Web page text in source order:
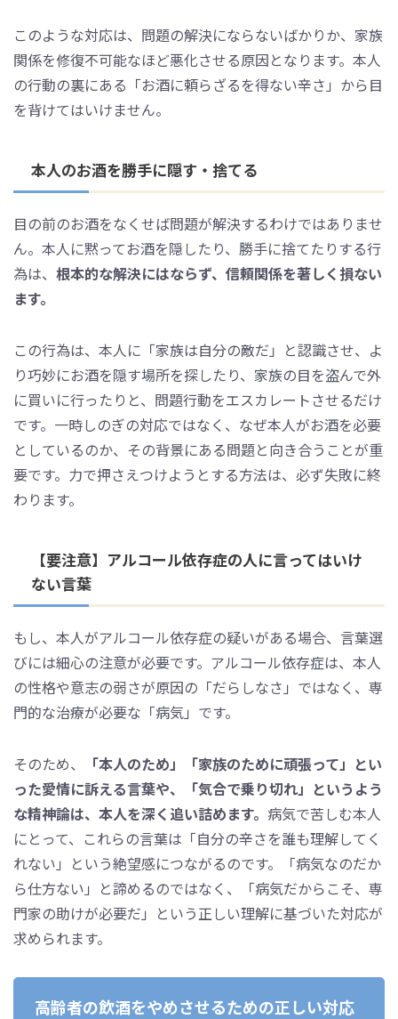
このような対応は、問題の解決にならないばかりか、家族
関係を修復不可能なほど悪化させる原因となります。本人
の行動の裏にある「お酒に頼らざるを得ない辛さ」から目
を背けてはいけません。
本人のお酒を勝手に隠す・捨てる
目の前のお酒をなくせば問題が解決するわけではありませ
ん。本人に黙ってお酒を隠したり、勝手に捨てたりする行
為は、 根本的な解決にはならず、信頼関係を著しく損ない
ます。
この行為は、本人に「家族は自分の敵だ」と認識させ、よ
り巧妙にお酒を隠す場所を探したり、家族の目を盗んで外
に買いに行ったりと、問題行動をエスカレートさせるだけ
です。一時しのぎの対応ではなく、なぜ本人がお酒を必要
としているのか、その背景にある問題と向き合うことが重
要です。力で押さえつけようとする方法は、必ず失敗に終
わります。
【要注意】アルコール依存症の人に言ってはいけ
ない言葉
もし、本人がアルコール依存症の疑いがある場合、言葉選
びには細心の注意が必要です。アルコール依存症は、本人
の性格や意志の弱さが原因の「だらしなさ」ではなく、専
門的な治療が必要な「病気」です。
そのため、
「本人のため」「家族のために頑張って」とい
った愛情に訴える言葉や、「気合で乗り切れ」というよう
な精神論は、本人を深く追い詰めます。 病気で苦しむ本人
にとって、これらの言葉は「自分の辛さを誰も理解してく
れない」という絶望感につながるのです。「病気なのだか
ら仕方ない」と諦めるのではなく、「病気だからこそ、専
門家の助けが必要だ」という正しい理解に基づいた対応が
求められます。
高齢者の飲酒をやめさせるための正しい対応